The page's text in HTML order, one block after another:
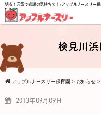
明るく元気で感謝の気持ちで！/アップルナースリー保
検見川浜
アップルナースリー保育園 > お知らせ >
2013年09月09日